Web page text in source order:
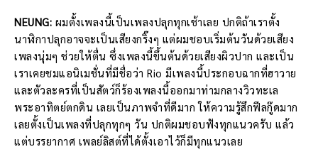
NEUNG: ผมตั้งเพลงนี้เป็นเพลงปลุกทุกเช้าเลย ปกติถ้าเราตั้ง
นาฬิกาปลุกอาจจะเป็นเสียงกริ๊งๆ แต่ผมชอบเริ่มต้นวันด้วยเสียง
เพลงนุ่มๆ ช่วยให้ตื่น ซึ่งเพลงนี้ขึ้นต้นด้วยเสียงผิวปาก และเป็น
เราเคยชมแอนิเมชั่นที่มีชื่อว่า Rio มีเพลงนี้ประกอบฉากที่ฮาวาย
และตัวละครที่เป็นสัตว์ก็ร้องเพลงนี้ออกมาท่ามกลางวิวทะเล
พระอาทิตย์ตกดิน เลยเป็นภาพจำที่ดีมาก ให้ความรู้สึกฟีลกู๊ดมาก
เลยตั้งเป็นเพลงที่ปลุกทุกๆ วัน ปกติผมชอบฟังทุกแนวครับ แล้ว
แต่บรรยากาศ เพลย์ลิสต์ที่ได้ตั้งเอาไว้ก็มีทุกแนวเลย